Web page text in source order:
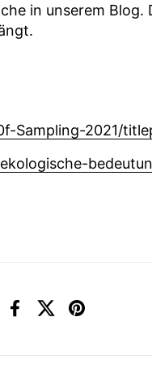
in unserem Blog.
Sampling-2021/
Facebook
X (Twitter)
Pinterest